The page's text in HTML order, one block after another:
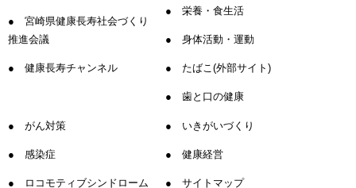
宮崎県健康長寿社会づくり
推進会議
健康長寿チャンネル
栄養・食生活
身体活動・運動
たばこ(外部サイト)
歯と口の健康
がん対策
感染症
ロコモティブシンドローム
いきがいづくり
健康経営
サイトマップ